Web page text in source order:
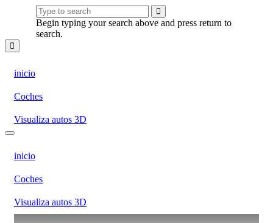
Begin typing your search above and press return to
search.
inicio
Coches
Visualiza autos 3D
inicio
Coches
Visualiza autos 3D